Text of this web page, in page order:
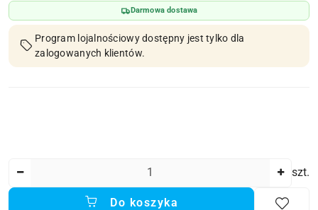
Darmowa dostawa
Program lojalnościowy dostępny jest tylko dla
zalogowanych klientów.
szt.
Do koszyka